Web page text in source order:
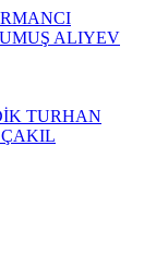
ALIYEV
TURHAN
ÇAKIL